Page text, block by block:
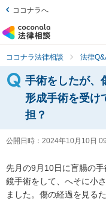
ココナラへ
ココナラ法律相談 法律
手術をしたが、
形成手術を受け
担？
公開日時： 2024年10月10日
先月の9月10日に盲腸の
鏡手術をして、へそに小
ました。傷の経過を見る